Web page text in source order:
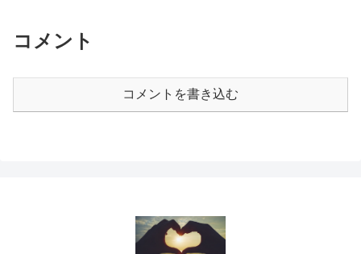
コメント
コメントを書き込む